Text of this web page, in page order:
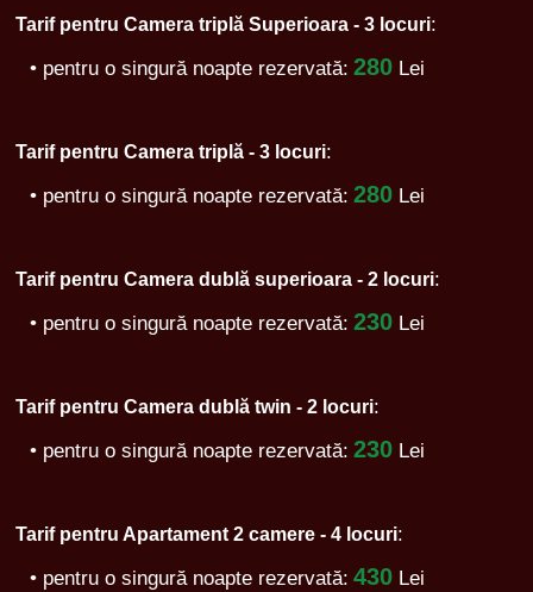
Tarif pentru Camera triplă Superioara - 3 locuri:
• pentru o singură noapte rezervată: 280 Lei
Tarif pentru Camera triplă - 3 locuri:
• pentru o singură noapte rezervată: 280 Lei
Tarif pentru Camera dublă superioara - 2 locuri:
• pentru o singură noapte rezervată: 230 Lei
Tarif pentru Camera dublă twin - 2 locuri:
• pentru o singură noapte rezervată: 230 Lei
Tarif pentru Apartament 2 camere - 4 locuri:
• pentru o singură noapte rezervată: 430 Lei